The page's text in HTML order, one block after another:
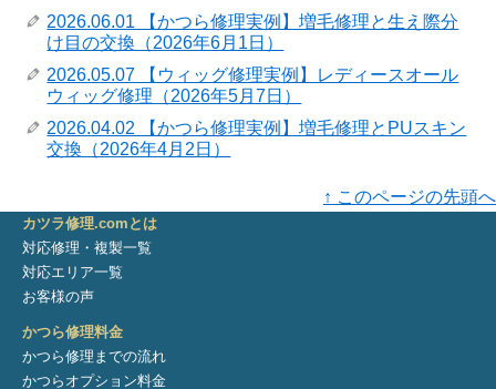
2026.06.01 【かつら修理実例】増毛修理と生え際分
け目の交換（2026年6月1日）
2026.05.07 【ウィッグ修理実例】レディースオール
ウィッグ修理（2026年5月7日）
2026.04.02 【かつら修理実例】増毛修理とPUスキン
交換（2026年4月2日）
↑ このページの先頭へ
カツラ修理.comとは
対応修理・複製一覧
対応エリア一覧
お客様の声
かつら修理料金
かつら修理までの流れ
かつらオプション料金